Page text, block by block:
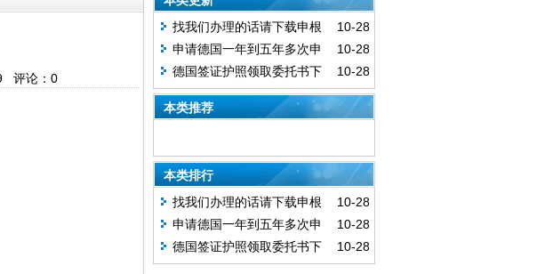
评论： 0
10-28
找我们办理的话请下载申根
采集表
10-28
申请德国一年到五年多次申
请信
10-28
德国签证护照领取委托书下
载
本类推荐
本类排行
10-28
找我们办理的话请下载申根
采集表
10-28
申请德国一年到五年多次申
请信
10-28
德国签证护照领取委托书下
载